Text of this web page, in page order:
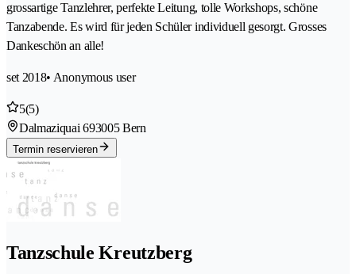
grossartige Tanzlehrer, perfekte Leitung, tolle Workshops, schöne
Tanzabende. Es wird für jeden Schüler individuell gesorgt. Grosses
Dankeschön an alle!
set 2018• Anonymous user
5(5)
Dalmaziquai 693005 Bern
Termin reservieren
Tanzschule Kreutzberg